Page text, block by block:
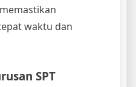
waktu dan
SPT